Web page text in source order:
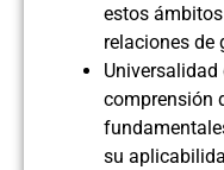
estos
relaciones de
comprensión
su